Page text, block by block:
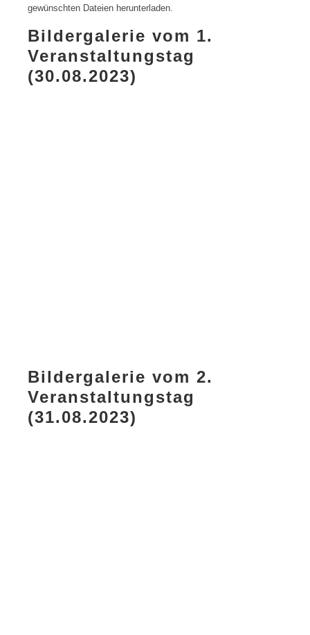
gewünschten Dateien herunterladen.
Bildergalerie vom 1.
Veranstaltungstag
(30.08.2023)
Bildergalerie vom 2.
Veranstaltungstag
(31.08.2023)